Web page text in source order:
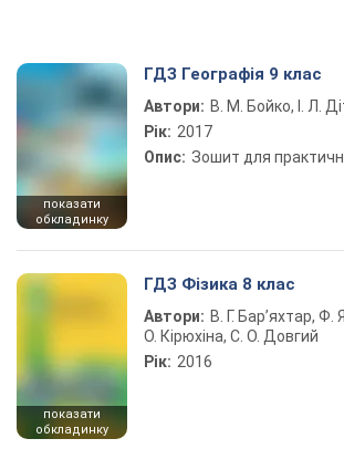
показати
обкладинку
ГДЗ Географія 9 клас
Автори: В. М. Бойко, І. Л.
Рік: 2017
Опис: Зошит для
показати
обкладинку
ГДЗ Фізика 8 клас
Автори: В. Г. Бар’яхтар, Ф.
О. Кірюхіна, С. О. Довгий
Рік: 2016